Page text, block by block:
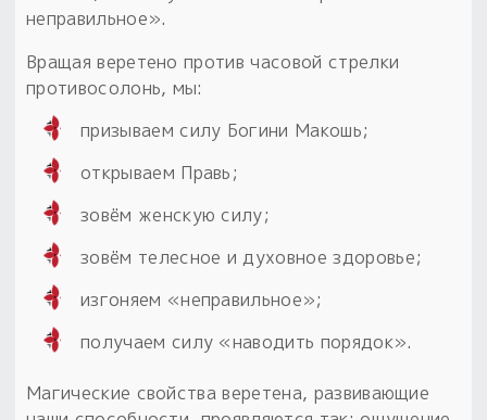
неправильное».
Вращая веретено против часовой стрелки
противосолонь, мы:
призываем силу Богини Макошь;
открываем Правь;
зовём женскую силу;
зовём телесное и духовное здоровье;
изгоняем «неправильное»;
получаем силу «наводить порядок».
Магические свойства веретена, развивающие